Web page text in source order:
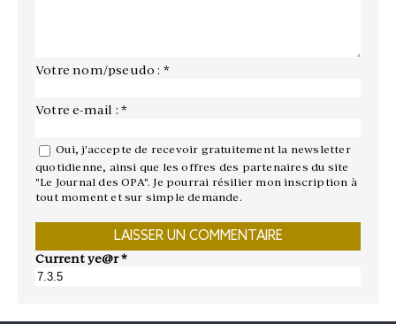
Votre nom/pseudo : *
Votre e-mail : *
Oui, j'accepte de recevoir gratuitement la newsletter
quotidienne, ainsi que les offres des partenaires du site
"Le Journal des OPA". Je pourrai résilier mon inscription à
tout moment et sur simple demande.
Current ye@r*